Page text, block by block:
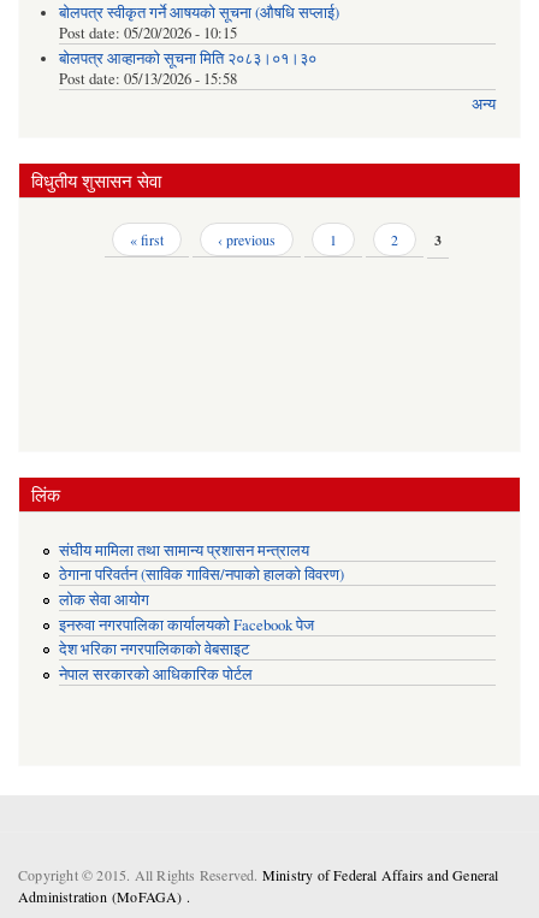
बोलपत्र स्वीकृत गर्ने आषयको सूचना (औषधि सप्लाई)
Post date: 05/20/2026 - 10:15
बोलपत्र आव्हानको सूचना मिति २०८३।०१।३०
Post date: 05/13/2026 - 15:58
अन्य
विधुतीय शुसासन सेवा
« first ‹ previous 1 2 3
लिंक
संघीय मामिला तथा सामान्य प्रशासन मन्त्रालय
ठेगाना परिवर्तन (साविक गाविस/नपाको हालको विवरण)
लोक सेवा आयोग
इनरुवा नगरपालिका कार्यालयको Facebook पेज
देश भरिका नगरपालिकाको वेबसाइट
नेपाल सरकारको आधिकारिक पोर्टल
Copyright © 2015. All Rights Reserved. Ministry of Federal Affairs and General
Administration (MoFAGA) .